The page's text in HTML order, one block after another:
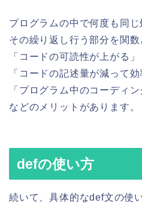
プログラムの中で何度も同じ
その繰り返し行う部分を関数
「コードの可読性が上がる」
「コードの記述量が減って効
「プログラム中のコーディ
などのメリットがあります。
defの使い方
続いて、具体的なdef文の使